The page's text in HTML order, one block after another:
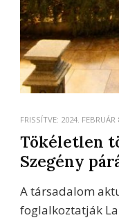
FRISSÍTVE: 2024. FEBRUÁR
Tökéletlen
Szegény
A társadalom
foglalkoztatják